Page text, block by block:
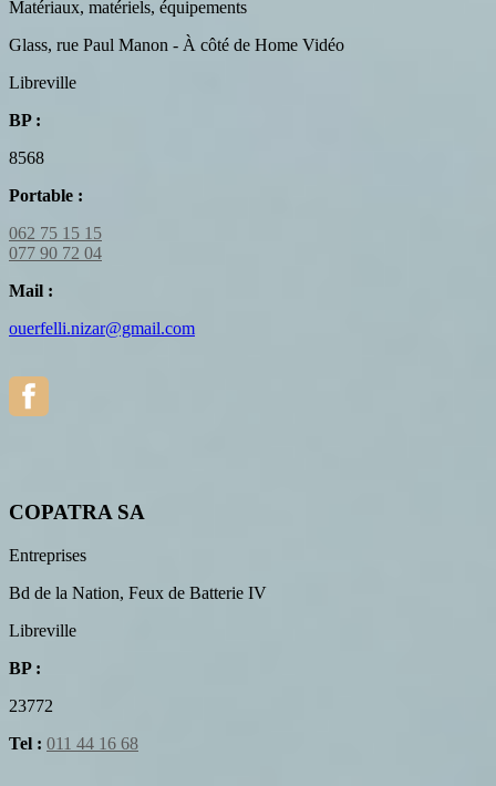
Matériaux, matériels, équipements
Glass, rue Paul Manon - À côté de Home Vidéo
Libreville
BP :
8568
Portable :
062 75 15 15
077 90 72 04
Mail :
ouerfelli.nizar@gmail.com
COPATRA SA
Entreprises
Bd de la Nation, Feux de Batterie IV
Libreville
BP :
23772
Tel : 011 44 16 68